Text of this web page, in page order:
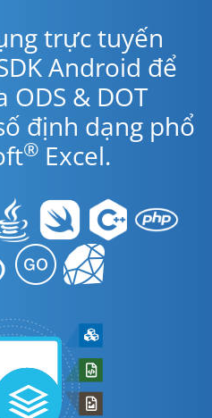
trực tuyến
Android để
& DOT
định dạng phổ
® Excel.